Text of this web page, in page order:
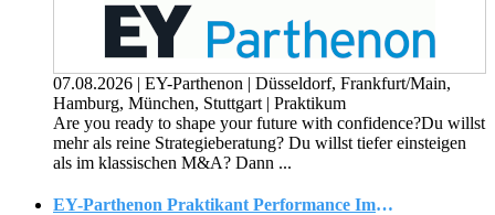
07.08.2026 | EY-Parthenon | Düsseldorf, Frankfurt/Main,
Hamburg, München, Stuttgart | Praktikum
Are you ready to shape your future with confidence?Du willst
mehr als reine Strategieberatung? Du willst tiefer einsteigen
als im klassischen M&A? Dann ...
EY-Parthenon Praktikant Performance Improvement - Operational Turnaround (w/m/d)